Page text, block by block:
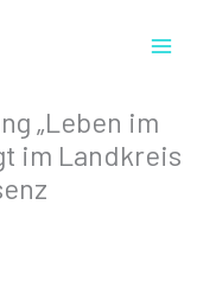
„Leben im
im Landkreis